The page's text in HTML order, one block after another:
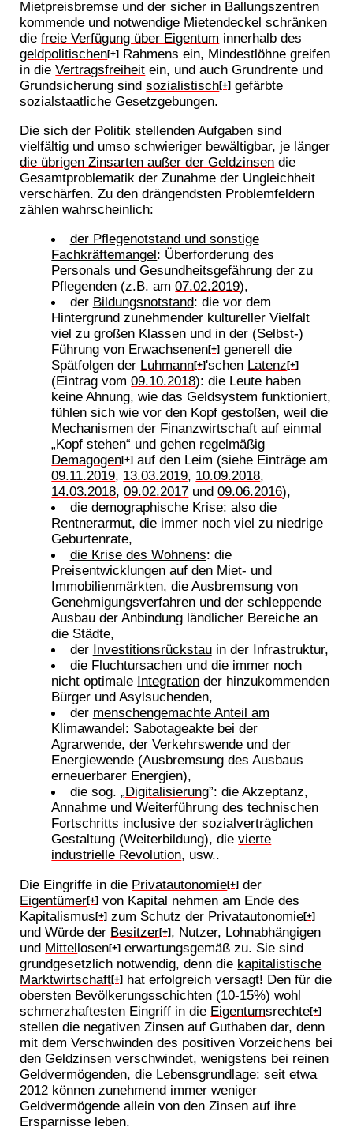
Mietpreisbremse und der sicher in Ballungszentren
kommende und notwendige Mietendeckel schränken
diefreie Verfügung über Eigentum innerhalb des
geldpolitischen[+] Rahmens ein, Mindestlöhne greifen
in dieVertragsfreiheit ein, und auch Grundrente und
Grundsicherung sindsozialistisch[+] gefärbte
sozialstaatliche Gesetzgebungen.
Die sich der Politik stellenden Aufgaben sind
vielfältig und umso schwieriger bewältigbar, je länger
die übrigen Zinsarten außer der Geldzinsen die
Gesamtproblematik der Zunahme der Ungleichheit
verschärfen. Zu den drängendsten Problemfeldern
zählen wahrscheinlich:
der Pflegenotstand und sonstige
Fachkräftemangel: Überforderung des
Personals und Gesundheitsgefährung der zu
Pflegenden (z.B. am07.02.2019),
der Bildungsnotstand: die vor dem
Hintergrund zunehmender kultureller Vielfalt
viel zu großen Klassen und in der (Selbst-)
Führung von Erwachsenen[+] generell die
Spätfolgen der Luhmann[+]'schen Latenz[+]
(Eintrag vom09.10.2018): die Leute haben
keine Ahnung, wie das Geldsystem funktioniert,
fühlen sich wie vor den Kopf gestoßen, weil die
Mechanismen der Finanzwirtschaft auf einmal
„Kopf stehen“ und gehen regelmäßig
Demagogen[+] auf den Leim (siehe Einträge am
09.11.2019, 13.03.2019, 10.09.2018,
14.03.2018,09.02.2017 und09.06.2016),
die demographische Krise: also die
Rentnerarmut, die immer noch viel zu niedrige
Geburtenrate,
die Krise des Wohnens: die
Preisentwicklungen auf den Miet- und
Immobilienmärkten, die Ausbremsung von
Genehmigungsverfahren und der schleppende
Ausbau der Anbindung ländlicher Bereiche an
die Städte,
der Investitionsrückstauin der Infrastruktur,
die Fluchtursachenund die immer noch
nicht optimale Integration der hinzukommenden
Bürger und Asylsuchenden,
der menschengemachte Anteil am
Klimawandel: Sabotageakte bei der
Agrarwende, der Verkehrswende und der
Energiewende (Ausbremsung des Ausbaus
erneuerbarer Energien),
die sog. „Digitalisierung”: die Akzeptanz,
Annahme und Weiterführung des technischen
Fortschritts inclusive der sozialverträglichen
Gestaltung (Weiterbildung), dievierte
industrielle Revolution, usw..
Die Eingriffe in die Privatautonomie[+] der
Eigentümer[+] von Kapital nehmen am Ende des
Kapitalismus[+] zum Schutz der Privatautonomie[+]
und Würde der Besitzer[+], Nutzer, Lohnabhängigen
und Mittellosen[+] erwartungsgemäß zu. Sie sind
grundgesetzlich notwendig, denn die kapitalistische
Marktwirtschaft[+] hat erfolgreich versagt! Den für die
obersten Bevölkerungsschichten (10-15%) wohl
schmerzhaftesten Eingriff in die Eigentumsrechte[+]
stellen die negativen Zinsen auf Guthaben dar, denn
mit dem Verschwinden des positiven Vorzeichens bei
den Geldzinsen verschwindet, wenigstens bei reinen
Geldvermögenden, die Lebensgrundlage: seit etwa
2012 können zunehmend immer weniger
Geldvermögende allein von den Zinsen auf ihre
Ersparnisse leben.